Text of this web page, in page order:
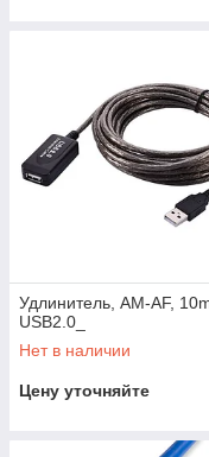
Удлинитель, AM-AF,
USB2.0_
Нет в наличии
Цену уточняйте